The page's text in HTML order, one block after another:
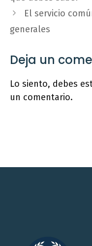
El servicio
generales
Deja un
Lo siento, debes
un comentario.